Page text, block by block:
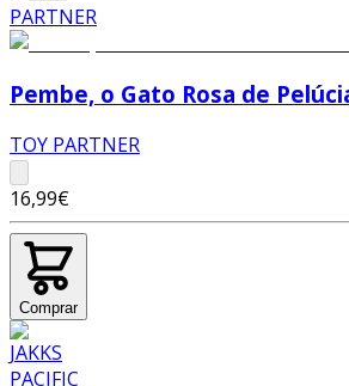
Pembe, o Gato Rosa de
TOY PARTNER
16,99€
Comprar